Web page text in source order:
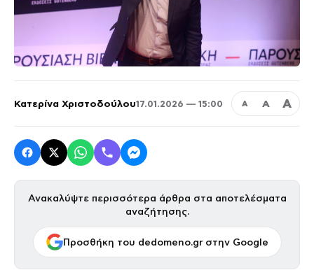
Κατερίνα Χριστοδούλου17.01.2026 — 15:00 Α Α Α
Ανακαλύψτε περισσότερα άρθρα στα αποτελέσματα
αναζήτησης.
Προσθήκη του dedomeno.gr στην Google